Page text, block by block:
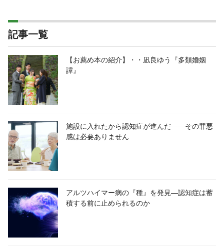
記事一覧
【お薦め本の紹介】・・凪良ゆう『多類婚姻
譚』
施設に入れたから認知症が進んだ――その罪悪
感は必要ありません
アルツハイマー病の『種』を発見―認知症は蓄
積する前に止められるのか